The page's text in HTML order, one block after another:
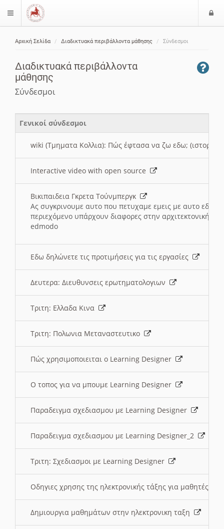
$langMenu
Αρχική Σελίδα Διαδικτυακά περιβάλλοντα μάθησης Σύνδεσμοι
Διαδικτυακά περιβάλλοντα
μάθησης
Σύνδεσμοι
Γενικοί σύνδεσμοι
wiki (Τμηματα Κολλια): Πώς έφτασα να ζω εδω; (ιστορια)
Interactive video with open source
Βικιπαιδεια Γκρετα Τούνμπεργκ
Ας συγκρινουμε αυτο που πετυχαμε εμεις με αυτο εδω
περιεχόμενο υπάρχουν διαφορες στην αρχιτεκτονική
edmodo
Εδω δηλώνετε τις προτιμήσεις για τις εργασίες
Δευτερα: Διευθυνσεις ερωτηματολογιων
Τριτη: Ελλαδα Κινα
Τριτη: Πολωνια Μεταναστευτικο
Πώς χρησιμοποιειται ο Learning Designer
O τοπος για να μπουμε Learning Designer
Παραδειγμα σχεδιασμου με Learning Designer
Παραδειγμα σχεδιασμου με Learning Designer_2
Τριτη: Σχεδιασμοι με Learning Designer
Οδηγιες χρησης της ηλεκτρονικής τάξης για μαθητές
Δημιουργια μαθημάτων στην ηλεκτρονικη ταξη